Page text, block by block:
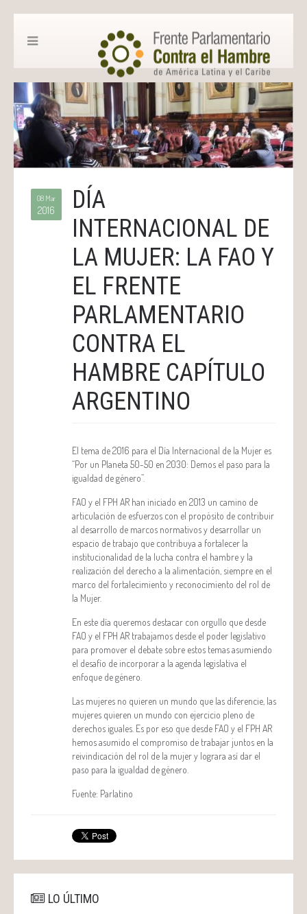
08 Mar
2016
DÍA
INTERNACIONAL DE
LA MUJER: LA FAO Y
EL FRENTE
PARLAMENTARIO
CONTRA EL
HAMBRE CAPÍTULO
ARGENTINO
El tema de 2016 para el Día Internacional de la Mujer es
“Por un Planeta 50-50 en 2030: Demos el paso para la
igualdad de género”.
FAO y el FPH AR han iniciado en 2013 un camino de
articulación de esfuerzos con el propósito de contribuir
al desarrollo de marcos normativos y desarrollar un
espacio de trabajo que contribuya a fortalecer la
institucionalidad de la lucha contra el hambre y la
realización del derecho a la alimentación, siempre en el
marco del fortalecimiento y reconocimiento del rol de
la Mujer.
En este día queremos destacar con orgullo que desde
FAO y el FPH AR trabajamos desde el poder legislativo
para promover el debate sobre estos temas asumiendo
el desafío de incorporar a la agenda legislativa el
enfoque de género.
Las mujeres no quieren un mundo que las diferencie, las
mujeres quieren un mundo con ejercicio pleno de
derechos iguales. Es por eso que desde FAO y el FPH AR
hemos asumido el compromiso de trabajar juntos en la
reivindicación del rol de la mujer y lograra así dar el
paso para la igualdad de género.
Fuente: Parlatino
LO ÚLTIMO